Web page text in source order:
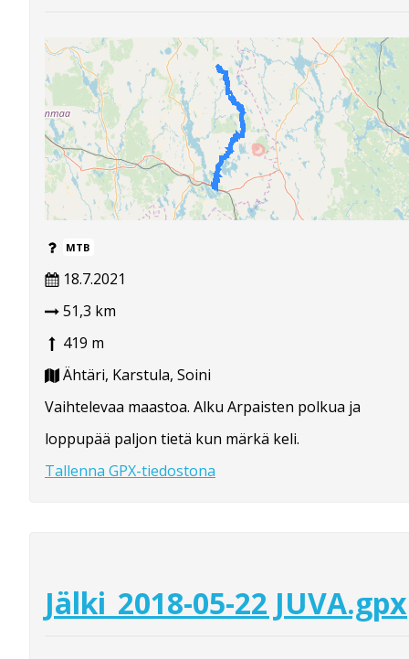
MTB
18.7.2021
51,3 km
419 m
Ähtäri, Karstula, Soini
Vaihtelevaa maastoa. Alku Arpaisten polkua ja
loppupää paljon tietä kun märkä keli.
Tallenna GPX-tiedostona
Jälki_2018-05-22 JUVA.gpx